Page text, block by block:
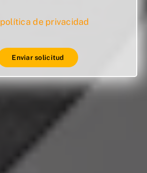
política de privacidad
Enviar solicitud